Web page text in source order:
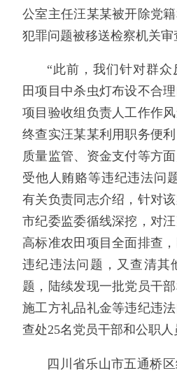
公室主任汪某某被开除党
犯罪问题被移送检察机关审
“此前，我们针对群
田项目中杀虫灯布设不合
项目验收组负责人工作作
终查实汪某某利用职务便
质量监管、资金支付等方
受他人贿赂等违纪违法问
有关负责同志介绍，针对
市纪委监委循线深挖，对
高标准农田项目全面排查
违纪违法问题，又查清其
题，陆续发现一批党员干
施工方礼品礼金等违纪违
查处25名党员干部和公职人
四川省乐山市五通桥